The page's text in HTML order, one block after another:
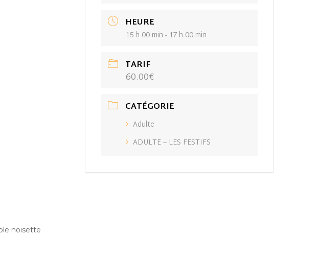
noisette
HEURE
15 h 00 min - 17 h 00 min
TARIF
60.00€
CATÉGORIE
Adulte
ADULTE – LES FESTIFS